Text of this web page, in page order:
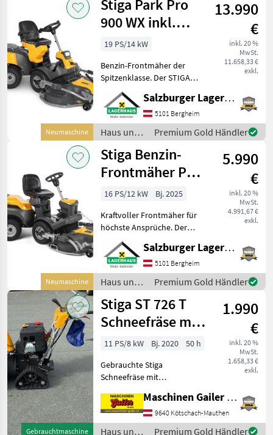
Stiga
Neumaschine
Stiga Park Pro
900 WX inkl.
Mähdeck mit 110
cm
13.990
€
inkl. 20 %
MwSt.
11.658,33 €
exkl.
19 PS/14 kW
Benzin-Frontmäher der
Spitzenklasse. Der STIGA
Park Pro 900 WX kombiniert
modernste Technik mit
maximaler Wendigkeit und
höchstem Bedienkomfort.
Dank des starken 688
Salzburger Lagerhaus-Technik
5101 Bergheim
Haus und
Garten /
Stiga
Premium Gold Händler
Neumaschine
Stiga Benzin-
Frontmäher Park
500 WX
5.990
€
inkl. 20 %
MwSt.
4.991,67 €
exkl.
16 PS/12 kW
Bj. 2025
Kraftvoller Frontmäher für
höchste Ansprüche. Der
Stiga Park 500 WX ist der
ideale Partner für große
Gärten und anspruchsvolle
Grundstücke. Mit seinem
leistungsstark
Salzburger Lagerhaus-Technik
5101 Bergheim
Haus und
Garten /
Stiga
Premium Gold Händler
Gebrauchtmaschine
Stiga ST 726 T
Schneefräse mit
Raupenantrieb
1.990
€
inkl. 20 %
MwSt.
1.658,33 €
exkl.
11 PS/8 kW Bj. 2020
50 h
Gebrauchte Stiga
Schneefräse mit
2020 Leistung: STIGA WS
380 4-Takt-Benzinmotor, 7,
8 kW (ca. 10, 6 PS), Hubraum
Maschinen Gailer GmbH
9640 Kötschach-Mauthen
Haus und
Premium Gold Händler